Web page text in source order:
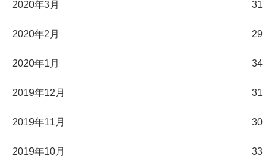
2020年3月 31
2020年2月 29
2020年1月 34
2019年12月 31
2019年11月 30
2019年10月 33